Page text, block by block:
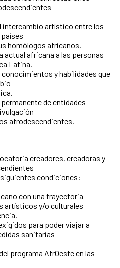
intercambio artístico entre los
homólogos africanos.
actual africana a las personas
Latina.
conocimientos y habilidades que
permanente de entidades
afrodescendientes.
creadores, creadoras y
condiciones:
con una trayectoria
artísticos y/o culturales
para poder viajar a
sanitarias
programa AfrOeste en las